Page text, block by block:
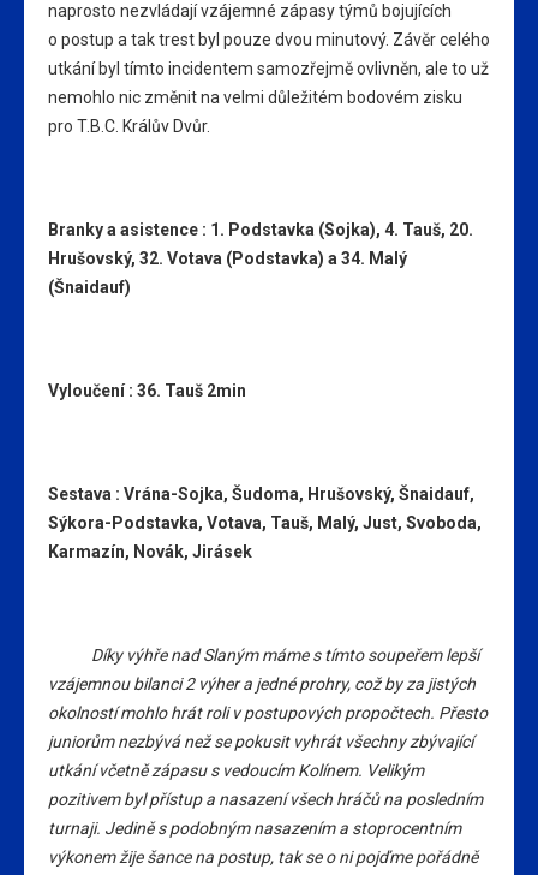
naprosto nezvládají vzájemné zápasy týmů bojujících
o postup a tak trest byl pouze dvou minutový. Závěr celého
utkání byl tímto incidentem samozřejmě ovlivněn, ale to už
nemohlo nic změnit na velmi důležitém bodovém zisku
pro T.B.C. Králův Dvůr.
Branky a asistence : 1. Podstavka (Sojka), 4. Tauš, 20.
Hrušovský, 32. Votava (Podstavka) a 34. Malý
(Šnaidauf)
Vyloučení : 36. Tauš 2min
Sestava : Vrána-Sojka, Šudoma, Hrušovský, Šnaidauf,
Sýkora-Podstavka, Votava, Tauš, Malý, Just, Svoboda,
Karmazín, Novák, Jirásek
Díky výhře nad Slaným máme s tímto soupeřem lepší
vzájemnou bilanci 2 výher a jedné prohry, což by za jistých
okolností mohlo hrát roli v postupových propočtech. Přesto
juniorům nezbývá než se pokusit vyhrát všechny zbývající
utkání včetně zápasu s vedoucím Kolínem. Velikým
pozitivem byl přístup a nasazení všech hráčů na posledním
turnaji. Jedině s podobným nasazením a stoprocentním
výkonem žije šance na postup, tak se o ni pojďme pořádně